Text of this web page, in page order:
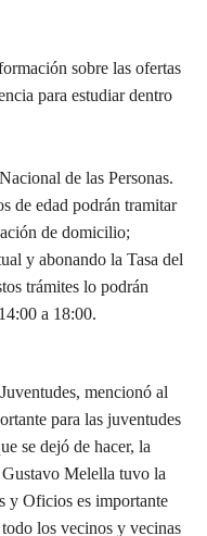
sobre las ofertas
para estudiar dentro
de las Personas.
de edad podrán tramitar
de domicilio;
y abonando la Tasa del
trámites lo podrán
a 18:00.
mencionó al
para las juventudes
se dejó de hacer, la
Melella tuvo la
y Oficios es importante
los vecinos y vecinas